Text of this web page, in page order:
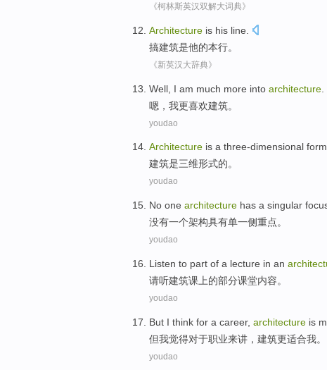
《柯林斯英汉双解大词典》
Architecture is his line
搞建筑是他的本行。
《新英汉大辞典》
Well I am much more into architecture
嗯 ， 我更喜欢建筑。
youdao
Architecture is a three-dimensional form
建筑是三维形式的。
youdao
No one architecture has a singular
没有一个架构具有单一侧重点。
youdao
Listen to part of a lecture in an
请听建筑课上的部分课堂内容。
youdao
But I think for a career, architecture is
但我觉得对于职业来讲 ， 建筑更适合我。
youdao